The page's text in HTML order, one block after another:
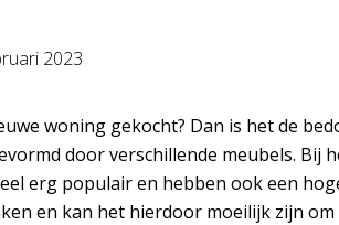
2023
woning gekocht? Dan is het de
door verschillende meubels. Bij
erg populair en hebben ook een
en kan het hierdoor moeilijk zijn